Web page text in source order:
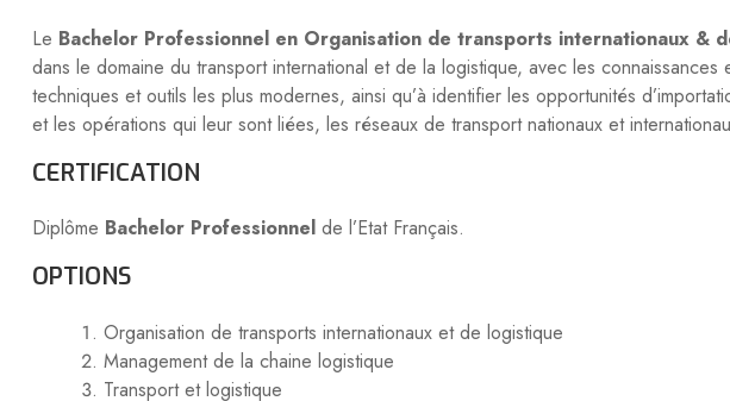
Le Bachelor Professionnel en Organisation de transports internationaux &
dans le domaine du transport international et de la logistique, avec les
techniques et outils les plus modernes, ainsi qu’à identifier les opportunités
et les opérations qui leur sont liées, les réseaux de transport nationaux et
CERTIFICATION
Diplôme Bachelor Professionnel de l’Etat Français.
OPTIONS
Organisation de transports internationaux et de logistique
Management de la chaine logistique
Transport et logistique